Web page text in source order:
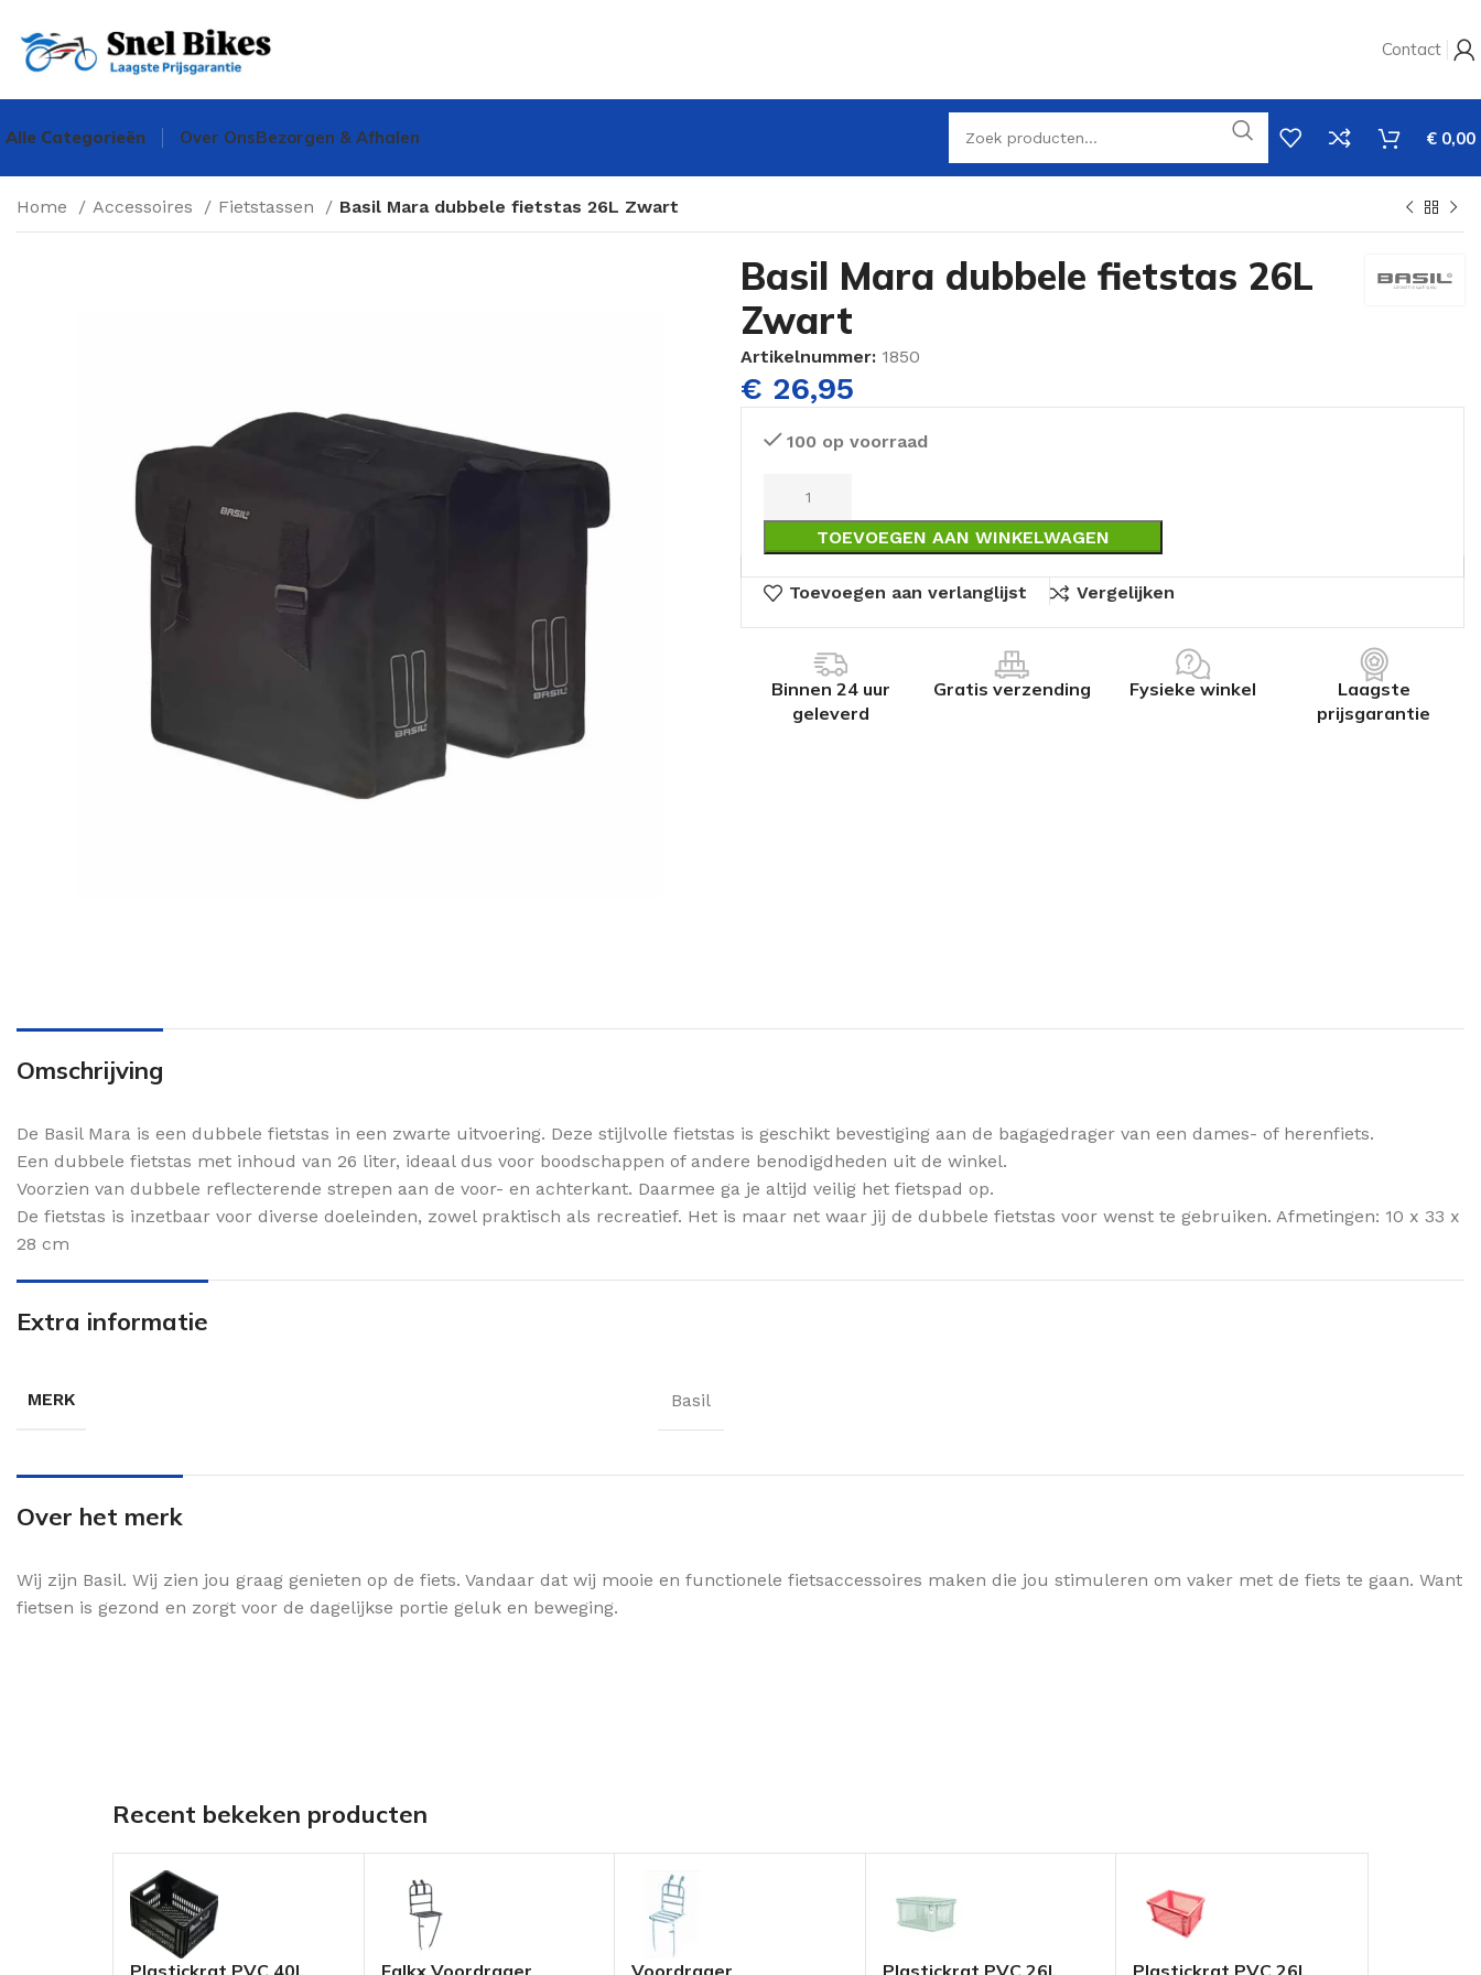
Contact
Alle Categorieën Over OnsBezorgen & Afhalen € 0,00
Home Accessoires Fietstassen Basil Mara dubbele fietstas 26L Zwart
Basil Mara dubbele fietstas 26L
Zwart
Artikelnummer: 1850
€ 26,95
100 op voorraad
TOEVOEGEN AAN WINKELWAGEN
Toevoegen aan verlanglijst Vergelijken
Binnen 24 uur
geleverd
Gratis verzending Fysieke winkel
Laagste
prijsgarantie
Omschrijving
De Basil Mara is een dubbele fietstas in een zwarte uitvoering. Deze stijlvolle fietstas is geschikt bevestiging aan de bagagedrager van een dames- of herenfiets.
Een dubbele fietstas met inhoud van 26 liter, ideaal dus voor boodschappen of andere benodigdheden uit de winkel.
Voorzien van dubbele reflecterende strepen aan de voor- en achterkant. Daarmee ga je altijd veilig het fietspad op.
De fietstas is inzetbaar voor diverse doeleinden, zowel praktisch als recreatief. Het is maar net waar jij de dubbele fietstas voor wenst te gebruiken. Afmetingen: 10 x 33 x
28 cm
Extra informatie
MERK Basil
Over het merk
Wij zijn Basil. Wij zien jou graag genieten op de fiets. Vandaar dat wij mooie en functionele fietsaccessoires maken die jou stimuleren om vaker met de fiets te gaan. Want
fietsen is gezond en zorgt voor de dagelijkse portie geluk en beweging.
Recent bekeken producten
Plastickrat PVC 40L
Falkx Voordrager
Voordrager
Plastickrat PVC 26L
Plastickrat PVC 26L